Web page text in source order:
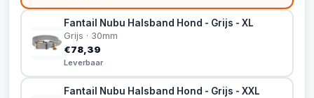
Fantail Nubu Halsband Hond - Grijs - XL
Grijs · 30mm
€78,39
Leverbaar
Fantail Nubu Halsband Hond - Grijs - XXL